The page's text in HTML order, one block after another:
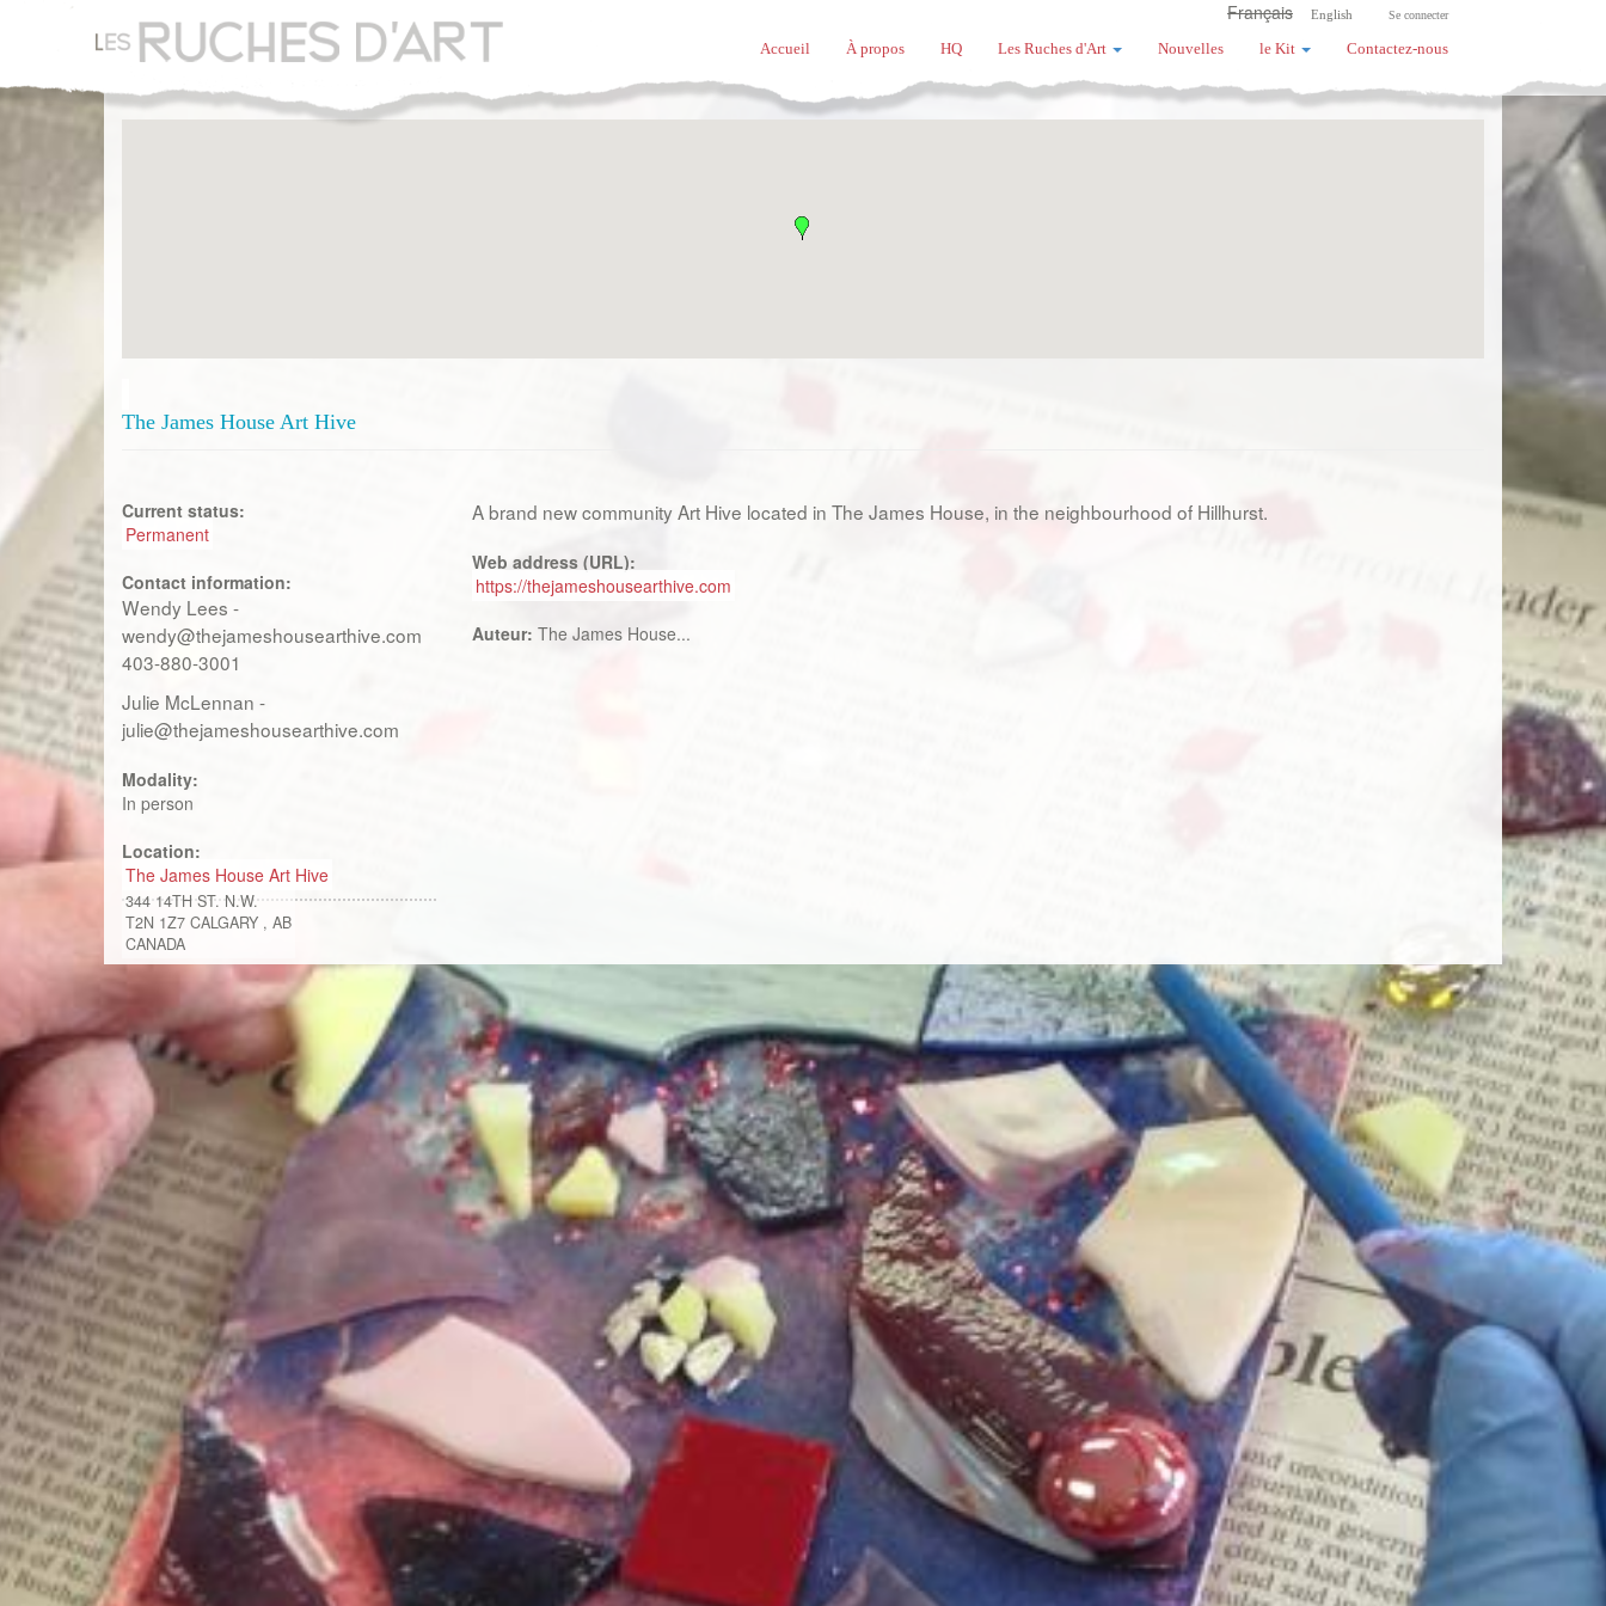
principal
Se connecter
English
Français
Accueil À propos HQ Les Ruches d'Art Nouvelles le Kit Contactez-nous
The James House Art Hive
Current status:
Permanent
Contact information:
Wendy Lees -
wendy@thejameshousearthive.com
403-880-3001
Julie McLennan -
julie@thejameshousearthive.com
Modality:
In person
Location:
The James House Art Hive
344 14TH ST. N.W.
T2N 1Z7 CALGARY , AB
CANADA
A brand new community Art Hive located in The James House, in the neighbourhood of Hillhurst.
Web address (URL):
https://thejameshousearthive.com
Auteur: The James House...